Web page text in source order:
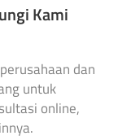
Kami
dan
untuk
online,